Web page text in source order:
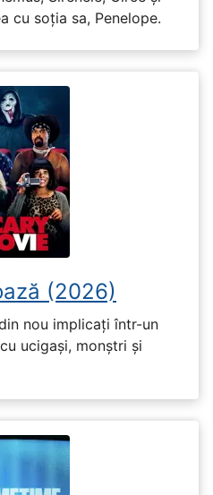
cu soția sa, Penelope.
(2026)
nou implicați într-un
ucigași, monștri și